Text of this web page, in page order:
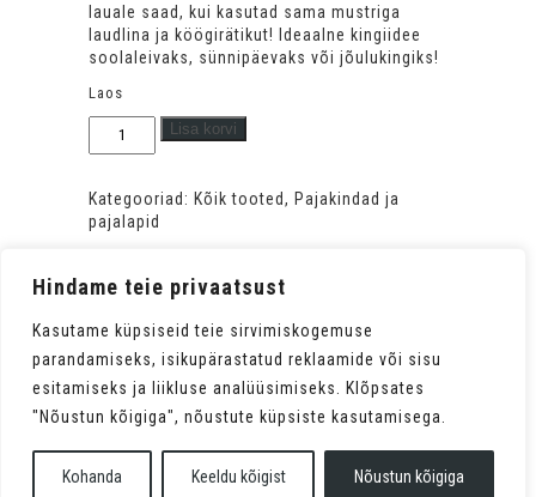
Hindame teie privaatsust
Kasutame küpsiseid teie sirvimiskogemuse
parandamiseks, isikupärastatud reklaamide või sisu
esitamiseks ja liikluse analüüsimiseks. Klõpsates
"Nõustun kõigiga", nõustute küpsiste kasutamisega.
Kohanda Keeldu kõigist Nõustun kõigiga
lauale saad, kui kasutad sama mustriga
laudlina ja köögirätikut! Ideaalne kingiidee
soolaleivaks, sünnipäevaks või jõulukingiks!
Laos
Pajakindad
kogus
Lisa korvi
Kategooriad: Kõik tooted, Pajakindad ja
pajalapid
www.loko.ee